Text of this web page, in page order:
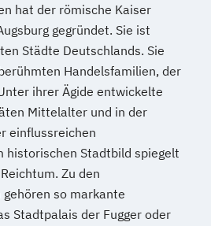
hat der römische Kaiser
gegründet. Sie ist
Städte Deutschlands. Sie
Handelsfamilien, der
ihrer Ägide entwickelte
Mittelalter und in der
einflussreichen
historischen Stadtbild spiegelt
Zu den
so markante
Stadtpalais der Fugger oder